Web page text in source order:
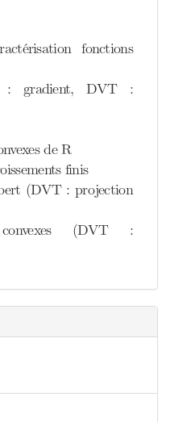
fonctions
: gradient, DVT :
de R
finis
(DVT : projection
(DVT :